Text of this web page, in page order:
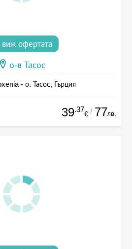
виж офертата
о-в Тасос
- о. Тасос, Гърция
39.37
€ / 77лв.